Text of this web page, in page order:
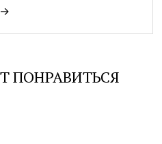
→
ПОНРАВИТЬСЯ